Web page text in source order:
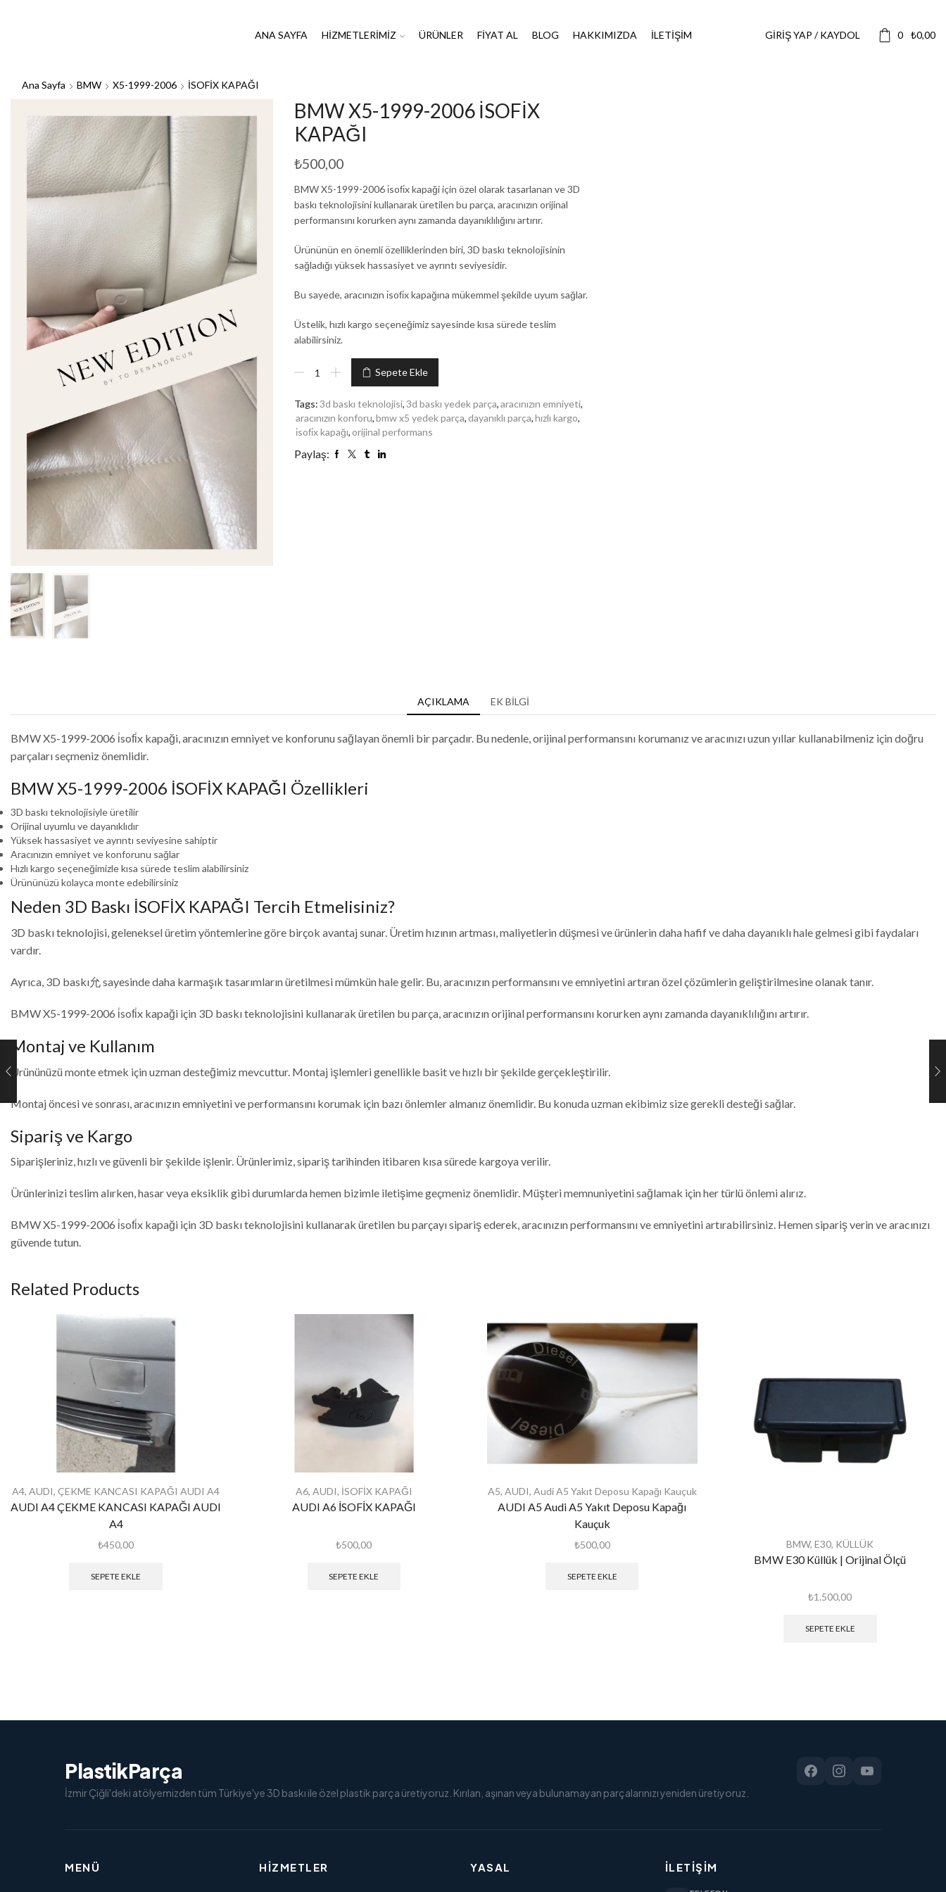
ANA SAYFA HIZMETLERIMIZ ÜRÜNLER FIYAT AL BLOG HAKKIMIZDA İLETIŞIM GIRIŞ YAP / KAYDOL 0 ₺0,00
Ana Sayfa BMW X5-1999-2006 İSOFİX KAPAĞI
BMW X5-1999-2006 İSOFİX
KAPAĞI
₺500,00
BMW X5-1999-2006 i̇sofi̇x kapaği için özel olarak tasarlanan ve 3D
baskı teknolojisini kullanarak üretilen bu parça, aracınızın orijinal
performansını korurken aynı zamanda dayanıklılığını artırır.
Ürününün en önemli özelliklerinden biri, 3D baskı teknolojisinin
sağladığı yüksek hassasiyet ve ayrıntı seviyesidir.
Bu sayede, aracınızın i̇sofi̇x kapağına mükemmel şekilde uyum sağlar.
Üstelik, hızlı kargo seçeneğimiz sayesinde kısa sürede teslim
alabilirsiniz.
Sepete Ekle
Tags:3d baskı teknolojisi,3d baskı yedek parça,aracınızın emniyeti,
aracınızın konforu,bmw x5 yedek parça,dayanıklı parça,hızlı kargo,
i̇sofi̇x kapağı, orijinal performans
Paylaş:
AÇIKLAMA EK BILGI
BMW X5-1999-2006 i̇sofi̇x kapaği, aracınızın emniyet ve konforunu sağlayan önemli bir parçadır. Bu nedenle, orijinal performansını korumanız ve aracınızı uzun yıllar kullanabilmeniz için doğru
parçaları seçmeniz önemlidir.
BMW X5-1999-2006 İSOFİX KAPAĞI Özellikleri
3D baskı teknolojisiyle üretilir
Orijinal uyumlu ve dayanıklıdır
Yüksek hassasiyet ve ayrıntı seviyesine sahiptir
Aracınızın emniyet ve konforunu sağlar
Hızlı kargo seçeneğimizle kısa sürede teslim alabilirsiniz
Ürününüzü kolayca monte edebilirsiniz
Neden 3D Baskı İSOFİX KAPAĞI Tercih Etmelisiniz?
3D baskı teknolojisi, geleneksel üretim yöntemlerine göre birçok avantaj sunar. Üretim hızının artması, maliyetlerin düşmesi ve ürünlerin daha hafif ve daha dayanıklı hale gelmesi gibi faydaları
vardır.
Ayrıca, 3D baskı允 sayesinde daha karmaşık tasarımların üretilmesi mümkün hale gelir. Bu, aracınızın performansını ve emniyetini artıran özel çözümlerin geliştirilmesine olanak tanır.
BMW X5-1999-2006 i̇sofi̇x kapaği için 3D baskı teknolojisini kullanarak üretilen bu parça, aracınızın orijinal performansını korurken aynı zamanda dayanıklılığını artırır.
Montaj ve Kullanım
Ürününüzü monte etmek için uzman desteğimiz mevcuttur. Montaj işlemleri genellikle basit ve hızlı bir şekilde gerçekleştirilir.
Montaj öncesi ve sonrası, aracınızın emniyetini ve performansını korumak için bazı önlemler almanız önemlidir. Bu konuda uzman ekibimiz size gerekli desteği sağlar.
Sipariş ve Kargo
Siparişleriniz, hızlı ve güvenli bir şekilde işlenir. Ürünlerimiz, sipariş tarihinden itibaren kısa sürede kargoya verilir.
Ürünlerinizi teslim alırken, hasar veya eksiklik gibi durumlarda hemen bizimle iletişime geçmeniz önemlidir. Müşteri memnuniyetini sağlamak için her türlü önlemi alırız.
BMW X5-1999-2006 i̇sofi̇x kapaği için 3D baskı teknolojisini kullanarak üretilen bu parçayı sipariş ederek, aracınızın performansını ve emniyetini artırabilirsiniz. Hemen sipariş verin ve aracınızı
güvende tutun.
Related Products
A4,AUDI,ÇEKME KANCASI KAPAĞI AUDI A4
AUDI A4 ÇEKME KANCASI KAPAĞI AUDI
A4
₺450,00
SEPETE EKLE
A6, AUDI, İSOFİX KAPAĞI
AUDI A6 İSOFİX KAPAĞI
₺500,00
SEPETE EKLE
A5, AUDI, Audi A5 Yakıt Deposu Kapağı Kauçuk
AUDI A5 Audi A5 Yakıt Deposu Kapağı
Kauçuk
₺500,00
SEPETE EKLE
BMW,E30, KÜLLÜK
BMW E30 Küllük | Orijinal Ölçü
₺1.500,00
SEPETE EKLE
PlastikParça
İzmir Çiğli'deki atölyemizden tüm Türkiye'ye 3D baskı ile özel plastik parça üretiyoruz. Kırılan, aşınan veya bulunamayan parçalarınızı yeniden üretiyoruz.
MENÜ HIZMETLER YASAL İLETIŞIM